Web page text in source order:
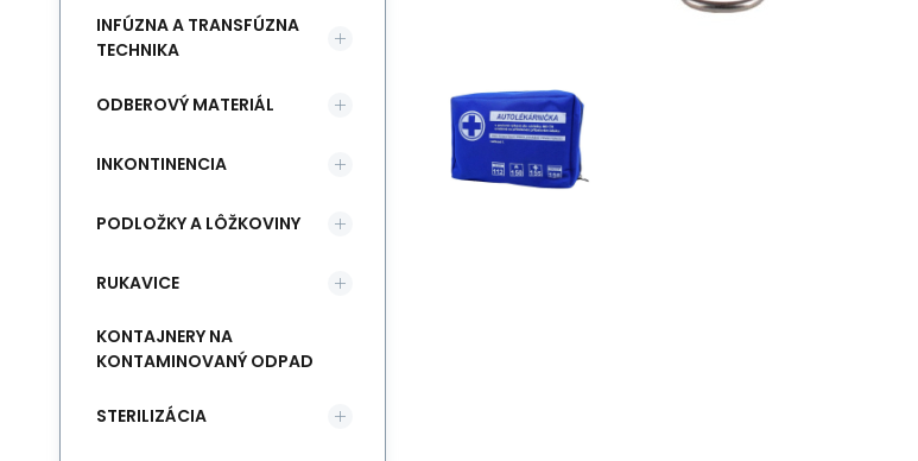
INFÚZNA A TRANSFÚZNA
TECHNIKA
ODBEROVÝ MATERIÁL
INKONTINENCIA
PODLOŽKY A LÔŽKOVINY
RUKAVICE
KONTAJNERY NA
KONTAMINOVANÝ ODPAD
STERILIZÁCIA